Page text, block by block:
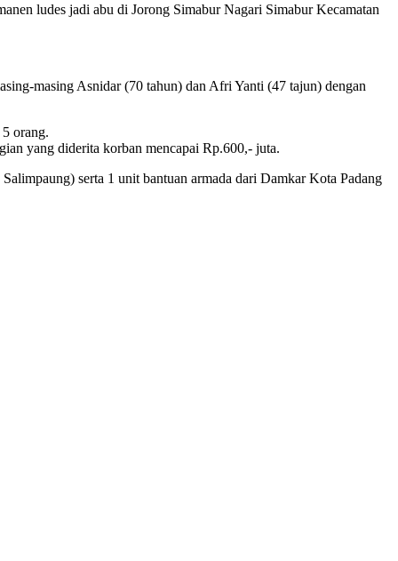
ludes jadi abu di Jorong Simabur Nagari Simabur Kecamatan
masing Asnidar (70 tahun) dan Afri Yanti (47 tajun) dengan
orang.
yang diderita korban mencapai Rp.600,- juta.
serta 1 unit bantuan armada dari Damkar Kota Padang